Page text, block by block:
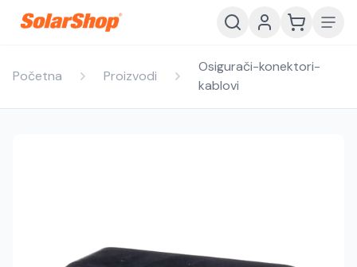
Početna Proizvodi
Osigurači-konektori-
kablovi